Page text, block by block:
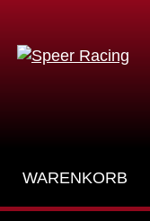
WARENKORB